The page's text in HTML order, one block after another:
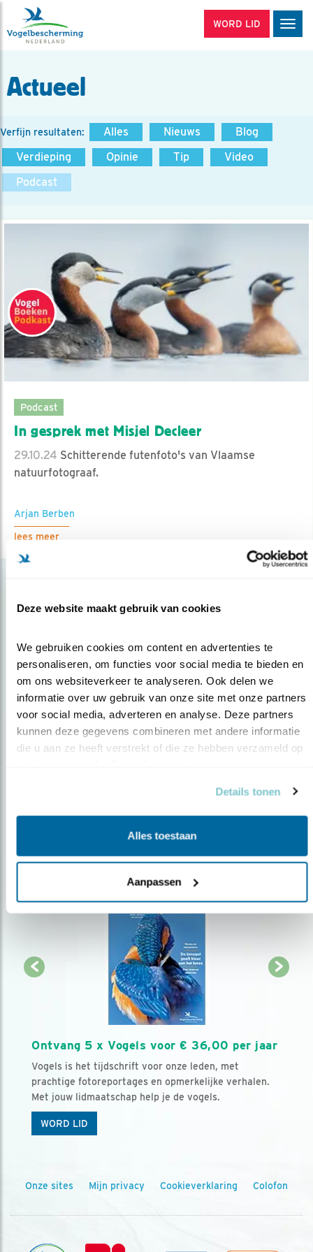
Deze website maakt gebruik van cookies
We gebruiken cookies om content en advertenties te
personaliseren, om functies voor social media te bieden en
om ons websiteverkeer te analyseren. Ook delen we
informatie over uw gebruik van onze site met onze partners
voor social media, adverteren en analyse. Deze partners
kunnen deze gegevens combineren met andere informatie
die u aan ze heeft verstrekt of die ze hebben verzameld op
Details tonen
Alles toestaan
Aanpassen
WORD LID
Actueel
Verfijn resultaten: Alles Nieuws
Blog
Verdieping
Opinie Tip
Video
Podcast
Podcast
In gesprek met Misjel Decleer
29.10.24 Schitterende futenfoto's van Vlaamse
natuurfotograaf.
Arjan Berben
lees meer
Op de hoogte blijven?
Meld je aan en ontvang nieuws, inspiratie, acties en tips
over vogels en activiteiten van Vogelbescherming.
Ontvang 5 x Vogels voor € 36,00 per jaar
Vogels is het tijdschrift voor onze leden, met
prachtige fotoreportages en opmerkelijke verhalen.
Met jouw lidmaatschap help je de vogels.
WORD LID
Onze sites Mijn privacy Cookieverklaring Colofon